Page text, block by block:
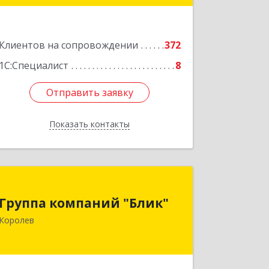
Клиентов на сопровождении
372
1С:Специалист
8
Отправить заявку
Показать контакты
Отправить заявку
Назад
Группа компаний "Блик"
Королев
141077, Московская обл, Королев г,
Подробнее